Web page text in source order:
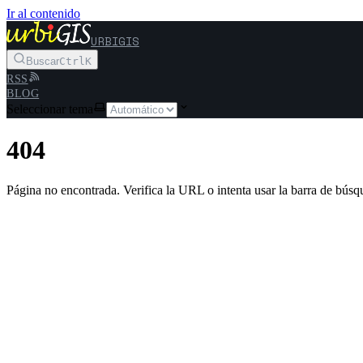
Ir al contenido
URBIGIS
BuscarCtrlK
RSS
BLOG
Seleccionar tema
404
Página no encontrada. Verifica la URL o intenta usar la barra de